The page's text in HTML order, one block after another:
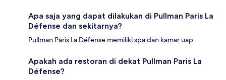
Apa saja yang dapat dilakukan di Pullman Paris La
Défense dan sekitarnya?
Pullman Paris La Défense memiliki spa dan kamar uap.
Apakah ada restoran di dekat Pullman Paris La
Défense?